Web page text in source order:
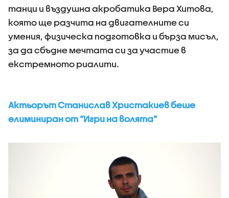
танци и въздушна акробатика Вера Хитова,
която ще разчита на двигателните си
умения, физическа подготовка и бърза мисъл,
за да сбъдне мечтата си за участие в
екстремното риалити.
Актьорът Станислав Христакиев беше
елиминиран от “Игри на волята”